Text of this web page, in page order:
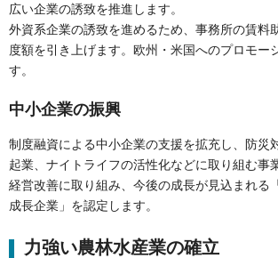
広い企業の誘致を推進します。
外資系企業の誘致を進めるため、事務所の賃料
度額を引き上げます。欧州・米国へのプロモー
す。
中小企業の振興
制度融資による中小企業の支援を拡充し、防災
起業、ナイトライフの活性化などに取り組む事
経営改善に取り組み、今後の成長が見込まれる
成長企業」を認定します。
力強い農林水産業の確立